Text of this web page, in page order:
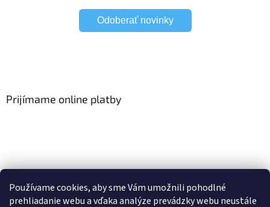
Používame cookies, aby sme Vám umožnili pohodlné
prehliadanie webu a vďaka analýze prevádzky webu neustále
Odoberať novinky
Prijímame online platby